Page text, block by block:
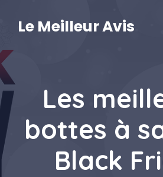
contenu
Le Meilleur Avis
Les
bottes à
Black